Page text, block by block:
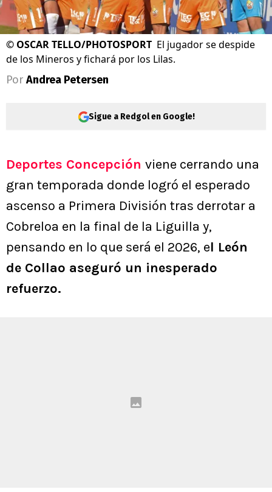
© OSCAR TELLO/PHOTOSPORT El jugador se despide
de los Mineros y fichará por los Lilas.
Por Andrea Petersen
Sigue a Redgol en Google!
Deportes Concepción viene cerrando una
gran temporada donde logró el esperado
ascenso a Primera División tras derrotar a
Cobreloa en la final de la Liguilla y,
pensando en lo que será el 2026, el León
de Collao aseguró un inesperado
refuerzo.